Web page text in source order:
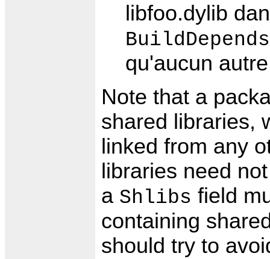
libfoo.dylib
qu'aucun
Note that a
shared libraries,
linked from any
libraries need
a Shlibs field
containing
should try to